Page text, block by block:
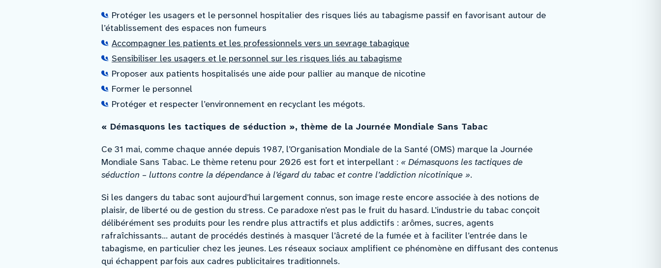
Protéger les usagers et le personnel hospitalier des risques liés au tabagisme passif en favorisant autour de
l’établissement des espaces non fumeurs
Accompagner les patients et les professionnels vers un sevrage tabagique
Sensibiliser les usagers et le personnel sur les risques liés au tabagisme
Proposer aux patients hospitalisés une aide pour pallier au manque de nicotine
Former le personnel
Protéger et respecter l’environnement en recyclant les mégots.
« Démasquons les tactiques de séduction », thème de la Journée Mondiale Sans Tabac
Ce 31 mai, comme chaque année depuis 1987, l’Organisation Mondiale de la Santé (OMS) marque la Journée
Mondiale Sans Tabac. Le thème retenu pour 2026 est fort et interpellant : « Démasquons les tactiques de
séduction – luttons contre la dépendance à l’égard du tabac et contre l’addiction nicotinique ».
Si les dangers du tabac sont aujourd’hui largement connus, son image reste encore associée à des notions de
plaisir, de liberté ou de gestion du stress. Ce paradoxe n’est pas le fruit du hasard. L’industrie du tabac conçoit
délibérément ses produits pour les rendre plus attractifs et plus addictifs : arômes, sucres, agents
rafraîchissants… autant de procédés destinés à masquer l’âcreté de la fumée et à faciliter l’entrée dans le
tabagisme, en particulier chez les jeunes. Les réseaux sociaux amplifient ce phénomène en diffusant des contenus
qui échappent parfois aux cadres publicitaires traditionnels.